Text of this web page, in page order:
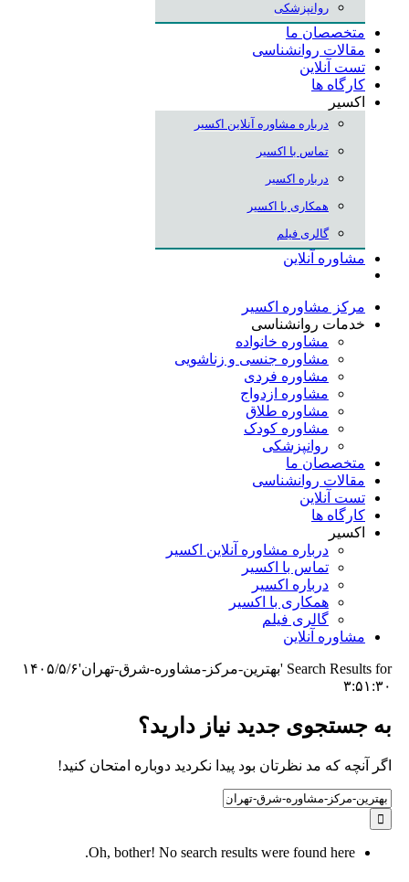
روانپزشکی
متخصصان ما
مقالات روانشناسی
تست آنلاین
کارگاه ها
اکسیر
درباره مشاوره آنلاین اکسیر
تماس با اکسیر
درباره اکسیر
همکاری با اکسیر
گالری فیلم
مشاوره آنلاین
مرکز مشاوره اکسیر
خدمات روانشناسی
مشاوره خانواده
مشاوره جنسی و زناشویی
مشاوره فردی
مشاوره ازدواج
مشاوره طلاق
مشاوره کودک
روانپزشکی
متخصصان ما
مقالات روانشناسی
تست آنلاین
کارگاه ها
اکسیر
درباره مشاوره آنلاین اکسیر
تماس با اکسیر
درباره اکسیر
همکاری با اکسیر
گالری فیلم
مشاوره آنلاین
Search Results for 'بهترین-مرکز-مشاوره-شرق-تهران'
۱۴۰۵/۵/۶
۳:۵۱:۳۰
به جستجوی جديد نياز داريد؟
اگر آنچه که مد نظرتان بود پیدا نکردید دوباره امتحان کنید!
Search
for:
Oh, bother! No search results were found here.